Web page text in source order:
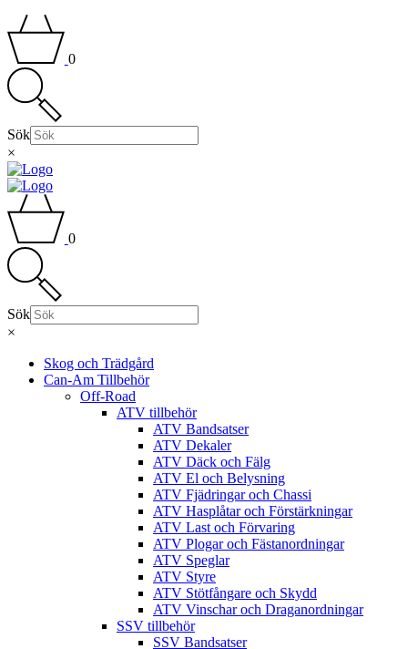
0
Sök
×
0
Sök
×
Skog och Trädgård
Can-Am Tillbehör
Off-Road
ATV tillbehör
ATV Bandsatser
ATV Dekaler
ATV Däck och Fälg
ATV El och Belysning
ATV Fjädringar och Chassi
ATV Hasplåtar och Förstärkningar
ATV Last och Förvaring
ATV Plogar och Fästanordningar
ATV Speglar
ATV Styre
ATV Stötfångare och Skydd
ATV Vinschar och Draganordningar
SSV tillbehör
SSV Bandsatser